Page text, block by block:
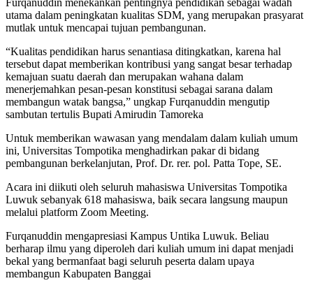
Furqanuddin menekankan pentingnya pendidikan sebagai wadah
utama dalam peningkatan kualitas SDM, yang merupakan prasyarat
mutlak untuk mencapai tujuan pembangunan.
“Kualitas pendidikan harus senantiasa ditingkatkan, karena hal
tersebut dapat memberikan kontribusi yang sangat besar terhadap
kemajuan suatu daerah dan merupakan wahana dalam
menerjemahkan pesan-pesan konstitusi sebagai sarana dalam
membangun watak bangsa,” ungkap Furqanuddin mengutip
sambutan tertulis Bupati Amirudin Tamoreka
Untuk memberikan wawasan yang mendalam dalam kuliah umum
ini, Universitas Tompotika menghadirkan pakar di bidang
pembangunan berkelanjutan, Prof. Dr. rer. pol. Patta Tope, SE.
Acara ini diikuti oleh seluruh mahasiswa Universitas Tompotika
Luwuk sebanyak 618 mahasiswa, baik secara langsung maupun
melalui platform Zoom Meeting.
Furqanuddin mengapresiasi Kampus Untika Luwuk. Beliau
berharap ilmu yang diperoleh dari kuliah umum ini dapat menjadi
bekal yang bermanfaat bagi seluruh peserta dalam upaya
membangun Kabupaten Banggai